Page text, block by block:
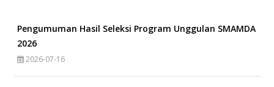
Pengumuman Hasil Seleksi Program Unggulan SMAMDA
2026
2026-07-16